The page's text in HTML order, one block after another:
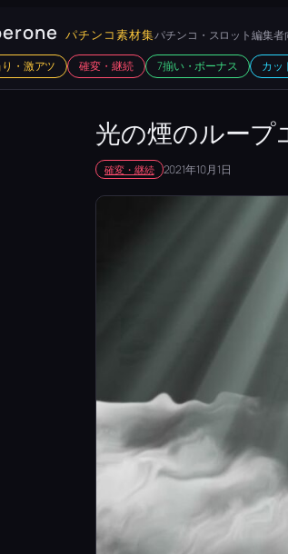
パチンコ素材集パチンコ・スロット編集者
・激アツ
確変・継続 7揃い・ボーナス カッ
光の煙のループ
確変・継続 2021年10月1日